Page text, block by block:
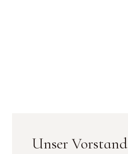
Unser Vorstand